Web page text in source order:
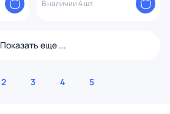
В наличии 4 шт.
Показать еще ...
2 3 4 5